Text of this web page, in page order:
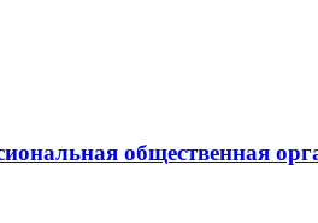
общественная